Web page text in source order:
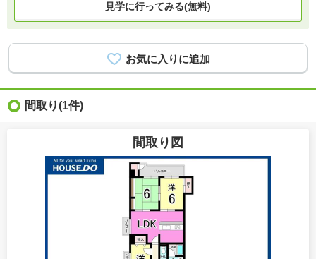
見学に行ってみる(無料)
間取り(1件)
間取り図